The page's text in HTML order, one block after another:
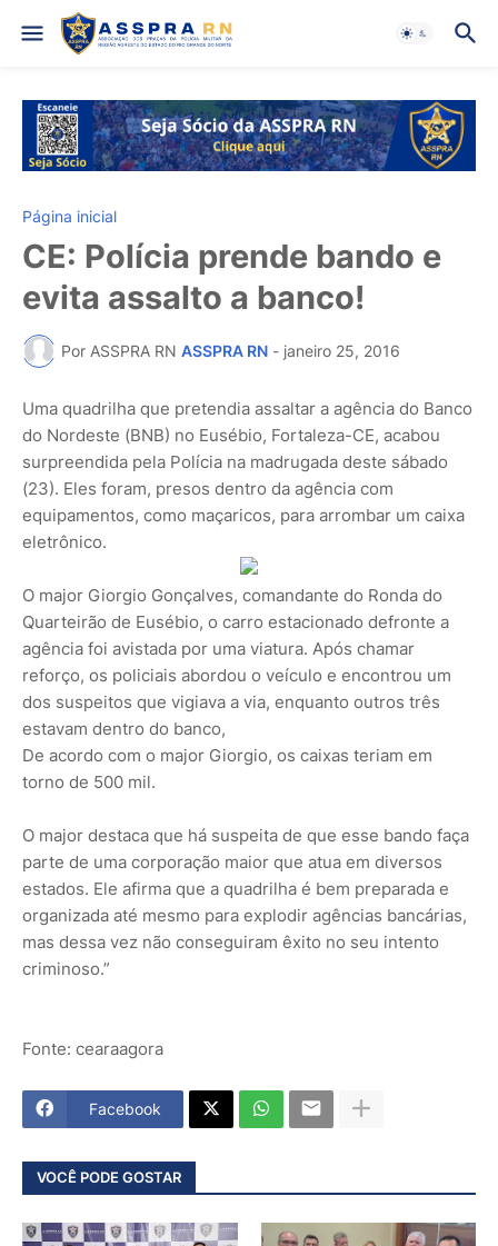
Página inicial
CE: Polícia prende bando e
evita assalto a banco!
Por ASSPRA RN ASSPRA RN - janeiro 25, 2016
Uma quadrilha que pretendia assaltar a agência do Banco
do Nordeste (BNB) no Eusébio, Fortaleza-CE, acabou
surpreendida pela Polícia na madrugada deste sábado
(23). Eles foram, presos dentro da agência com
equipamentos, como maçaricos, para arrombar um caixa
eletrônico.
O major Giorgio Gonçalves, comandante do Ronda do
Quarteirão de Eusébio, o carro estacionado defronte a
agência foi avistada por uma viatura. Após chamar
reforço, os policiais abordou o veículo e encontrou um
dos suspeitos que vigiava a via, enquanto outros três
estavam dentro do banco,
De acordo com o major Giorgio, os caixas teriam em
torno de 500 mil.
O major destaca que há suspeita de que esse bando faça
parte de uma corporação maior que atua em diversos
estados. Ele afirma que a quadrilha é bem preparada e
organizada até mesmo para explodir agências bancárias,
mas dessa vez não conseguiram êxito no seu intento
criminoso.”
Fonte: cearaagora
Facebook
VOCÊ PODE GOSTAR